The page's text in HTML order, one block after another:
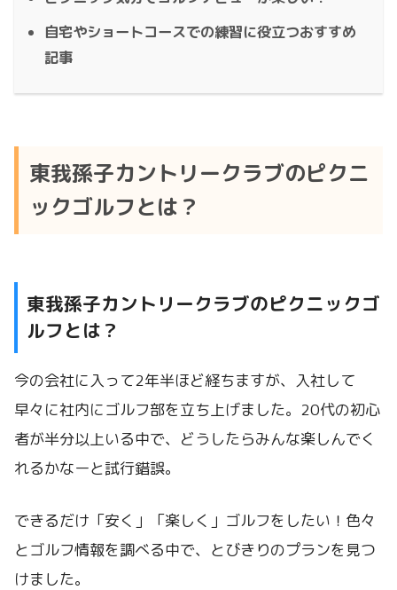
自宅やショートコースでの練習に役立つおすすめ
記事
東我孫子カントリークラブのピクニ
ックゴルフとは？
東我孫子カントリークラブのピクニックゴ
ルフとは？
今の会社に入って2年半ほど経ちますが、入社して
早々に社内にゴルフ部を立ち上げました。20代の初心
者が半分以上いる中で、どうしたらみんな楽しんでく
れるかなーと試行錯誤。
できるだけ「安く」「楽しく」ゴルフをしたい！色々
とゴルフ情報を調べる中で、とびきりのプランを見つ
けました。